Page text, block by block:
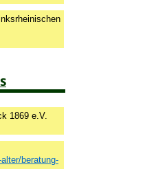
1869 e.V.
beratung-